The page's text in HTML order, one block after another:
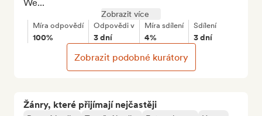
Žánry, které přijímají nejčastěji
We...
Zobrazit více
Míra odpovědí
100%
Odpovědi v
3 dní
Míra sdílení
4%
Sdílení
3 dní
Zobrazit podobné kurátory